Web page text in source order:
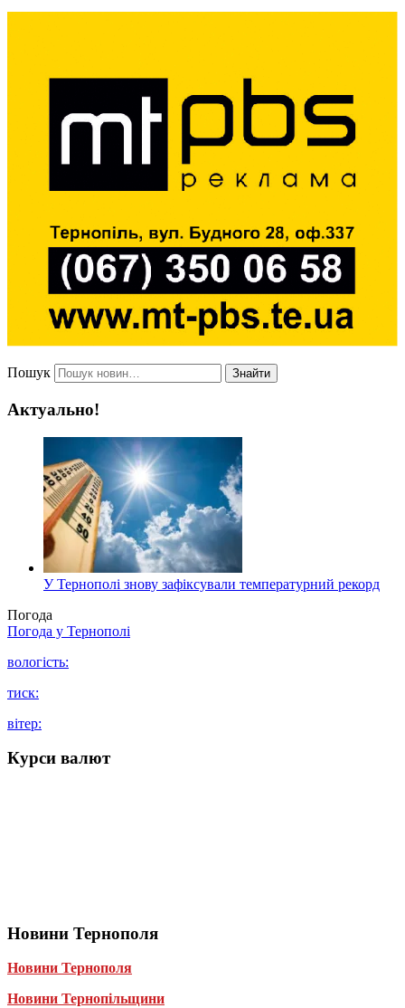
Пошук Знайти
Актуально!
У Тернополі знову зафіксували температурний рекорд
Погода
Погода у Тернополі
вологість:
тиск:
вітер:
Курси валют
Новини Тернополя
Новини Тернополя
Новини Тернопільщини